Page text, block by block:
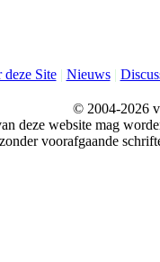
deze Site| Nieuws|
© 2004-2026
deze website mag
zonder voorafgaande